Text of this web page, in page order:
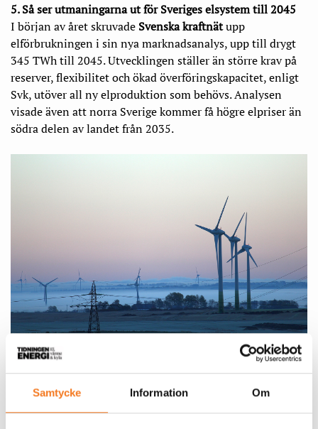
Samtycke Information Om
5. Så ser utmaningarna ut för Sveriges elsystem till 2045
I början av året skruvade Svenska kraftnätupp
elförbrukningen i sin nya marknadsanalys, upp till drygt
345 TWh till 2045. Utvecklingen ställer än större krav på
reserver, flexibilitet och ökad överföringskapacitet, enligt
Svk, utöver all ny elproduktion som behövs. Analysen
visade även att norra Sverige kommer få högre elpriser än
södra delen av landet från 2035.
Foto: Shutterstock.
6. Så påverkar EU:s nya fastighetskrav energibranschen